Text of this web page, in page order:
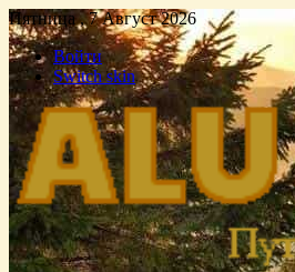
Пятница , 7 Август 2026
Войти
Switch skin